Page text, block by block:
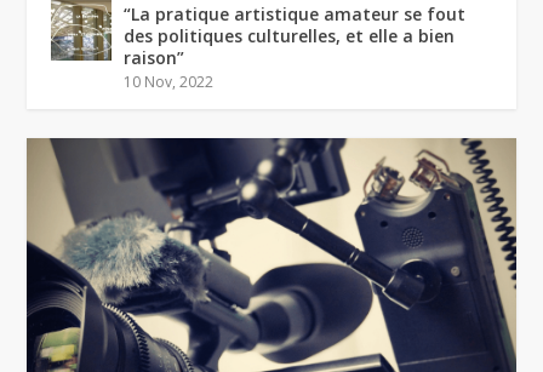
“La pratique artistique amateur se fout
des politiques culturelles, et elle a bien
raison”
10 Nov, 2022